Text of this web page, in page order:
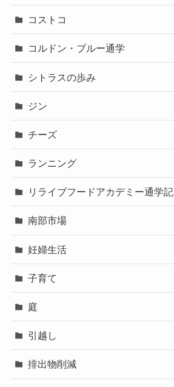
コストコ
コルドン・ブルー通学
シトラスの歩み
ジン
チーズ
ランニング
リライブフードアカデミー通学記
南部市場
妊婦生活
子育て
庭
引越し
排出物削減